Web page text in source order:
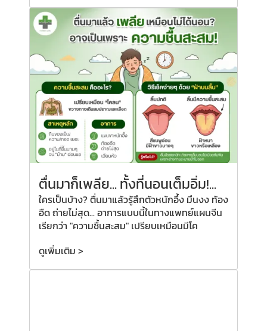
ตื่นมาก็เพลีย... ทั้งที่นอนเต็มอิ่ม!...
ใครเป็นบ้าง? ตื่นมาแล้วรู้สึกตัวหนักอึ้ง มึนงง ท้อง
อืด ถ่ายไม่สุด... อาการแบบนี้ในทางแพทย์แผนจีน
เรียกว่า "ความชื้นสะสม" เปรียบเหมือนมีโค
ดูเพิ่มเติม >